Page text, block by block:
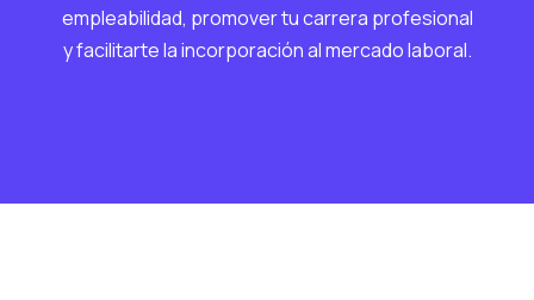
empleabilidad, promover tu carrera profesional
y facilitarte la incorporación al mercado laboral.